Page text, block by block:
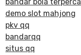
demo slot mahjong
pkv qq
bandarqq
situs qq